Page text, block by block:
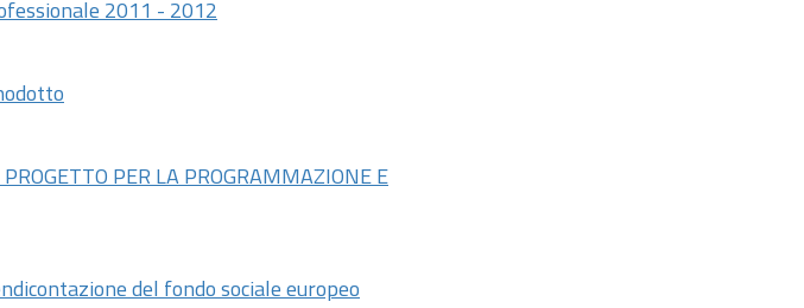
2011 - 2012
PER LA PROGRAMMAZIONE E
del fondo sociale europeo